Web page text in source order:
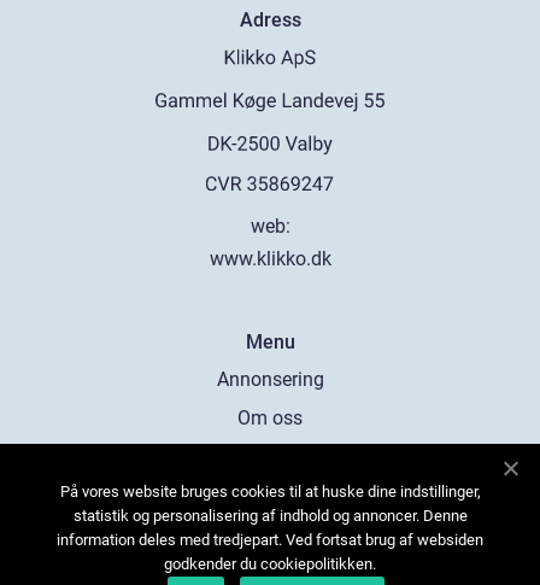
Adress
web:
www.klikko.dk
Menu
Annonsering
Om oss
Kontakta oss
Sitemap
På vores website bruges cookies til at huske dine indstillinger,
statistik og personalisering af indhold og annoncer. Denne
information deles med tredjepart. Ved fortsat brug af websiden
godkender du cookiepolitikken.